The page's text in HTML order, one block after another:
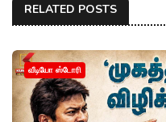
RELATED POSTS
வீடியோ ஸ்டோரி